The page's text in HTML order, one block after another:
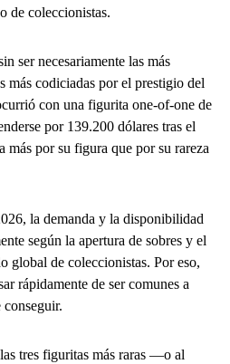
de coleccionistas.
ser necesariamente las más
más codiciadas por el prestigio del
con una figurita one-of-one de
por 139.200 dólares tras el
por su figura que por su rareza
la demanda y la disponibilidad
según la apertura de sobres y el
global de coleccionistas. Por eso,
rápidamente de ser comunes a
tres figuritas más raras —o al